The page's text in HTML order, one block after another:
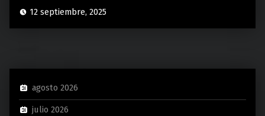
12 septiembre, 2025
agosto 2026
julio 2026